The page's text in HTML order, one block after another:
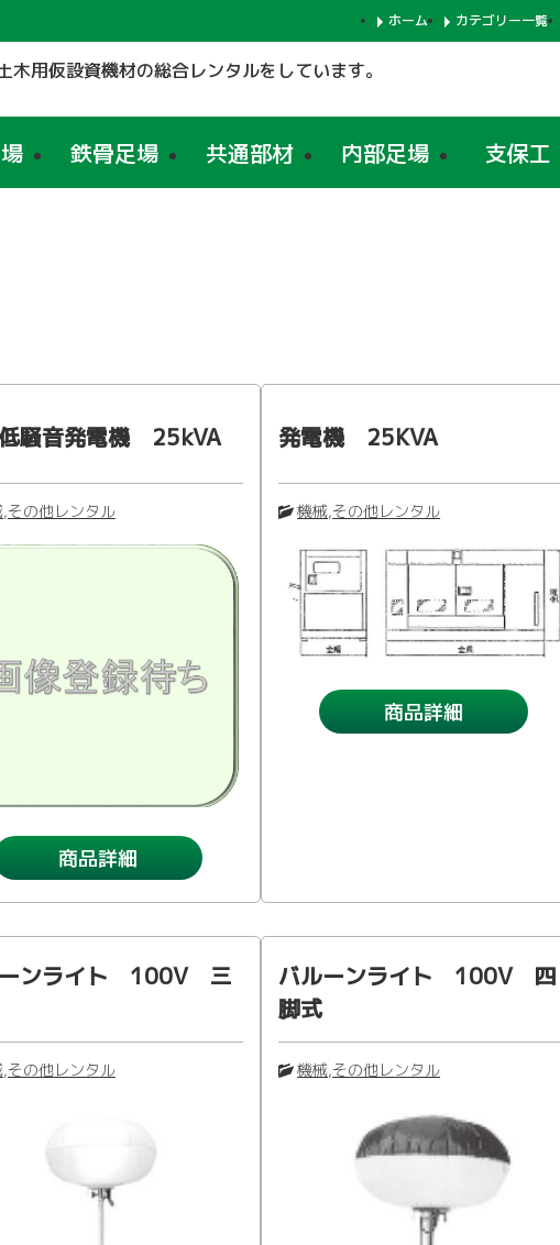
カタログサイト
木用仮設資機材の総合レンタルをしています。
鉄骨足場 共通部材 内部足場 支保工
ホーム カテゴリー一覧
騒音発電機 25kVA
その他レンタル
,
商品詳細
発電機 25KVA
その他レンタル
,
機械
商品詳細
ンライト 100V 三
その他レンタル
,
バルーンライト 100V 四
脚式
その他レンタル
,
機械